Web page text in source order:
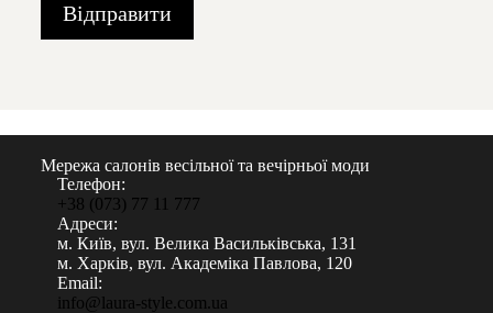
Відправити
Мережа салонів весільної та вечірньої моди
Телефон:
+38 (073) 77 11 777
Адреси:
м. Київ, вул. Велика Васильківська, 131
м. Харків, вул. Академіка Павлова, 120
Email:
info@laura-style.com.ua